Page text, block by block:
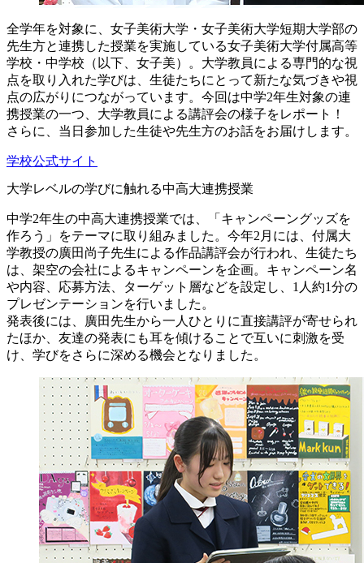
全学年を対象に、女子美術大学・女子美術大学短期大学部の
先生方と連携した授業を実施している女子美術大学付属高等
学校・中学校（以下、女子美）。大学教員による専門的な視
点を取り入れた学びは、生徒たちにとって新たな気づきや視
点の広がりにつながっています。今回は中学2年生対象の連
携授業の一つ、大学教員による講評会の様子をレポート！
さらに、当日参加した生徒や先生方のお話をお届けします。
学校公式サイト
大学レベルの学びに触れる中高大連携授業
中学2年生の中高大連携授業では、「キャンペーングッズを
作ろう」をテーマに取り組みました。今年2月には、付属大
学教授の廣田尚子先生による作品講評会が行われ、生徒たち
は、架空の会社によるキャンペーンを企画。キャンペーン名
や内容、応募方法、ターゲット層などを設定し、1人約1分の
プレゼンテーションを行いました。
発表後には、廣田先生から一人ひとりに直接講評が寄せられ
たほか、友達の発表にも耳を傾けることで互いに刺激を受
け、学びをさらに深める機会となりました。